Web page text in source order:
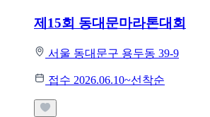
제15회 동대문마라톤대회
서울 동대문구 용두동 39-9
접수 2026.06.10~선착순